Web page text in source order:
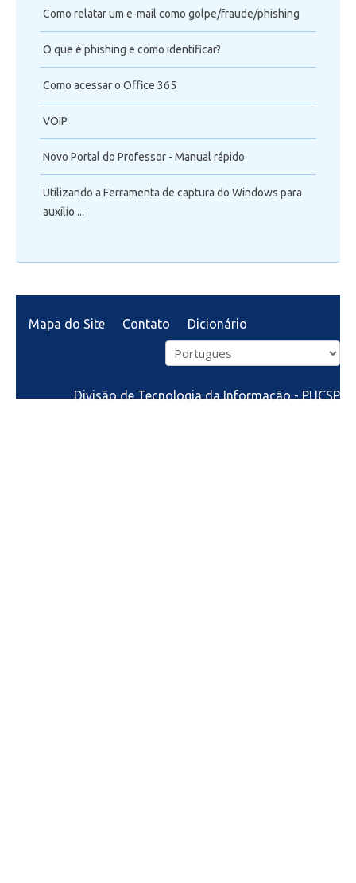
Como relatar um e-mail como golpe/fraude/phishing
O que é phishing e como identificar?
Como acessar o Office 365
VOIP
Novo Portal do Professor - Manual rápido
Utilizando a Ferramenta de captura do Windows para
auxílio ...
Mapa do Site Contato Dicionário
Divisão de Tecnologia da Informação - PUCSP